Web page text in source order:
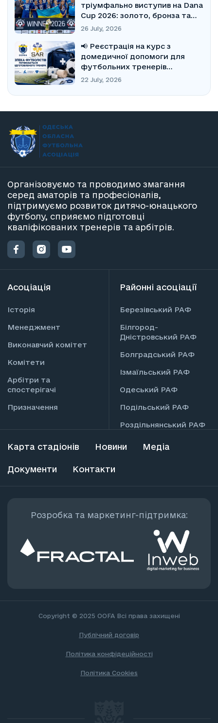
тріумфально виступив на Dana
Cup 2026: золото, бронза та
Кубок Fair Play
26 July, 2026
📢 Реєстрація на курс з
домедичної допомоги для
футбольних тренерів
відкрита!
22 July, 2026
Організовуємо та проводимо змагання
серед аматорів та професіоналів,
підтримуємо розвиток дитячо-юнацького
футболу, сприяємо підготовці
кваліфікованих тренерів та арбітрів.
Асоціація
Історія
Менеджмент
Виконавчий комітет
Комітети
Арбітри та
спостерігачі
Призначення
Районні асоціації
Березівський РАФ
Білгород-
Дністровський РАФ
Болградський РАФ
Ізмаїльський РАФ
Одеський РАФ
Подільський РАФ
Роздільнянський РАФ
Карта стадіонів Новини Медіа
Документи Контакти
Розробка та маркетинг-підтримка:
Copyright © 2025 OOFA Всі права захищені
Публічний договір
Політика конфідеційності
Політика Cookies